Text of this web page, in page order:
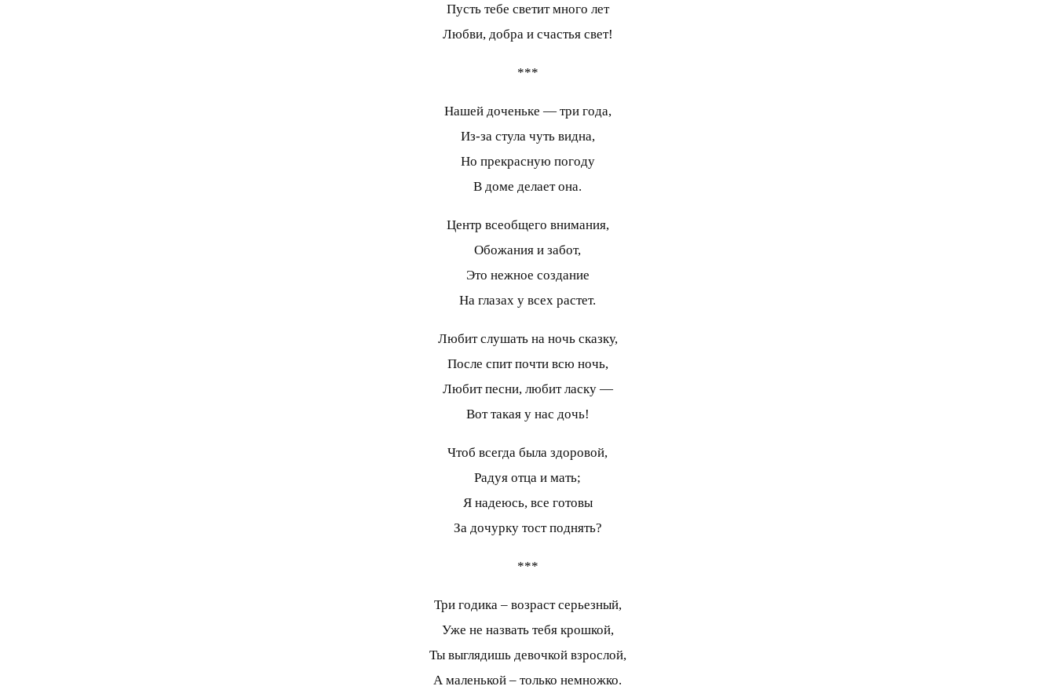
Пусть тебе светит много лет
Любви, добра и счастья свет!
***
Нашей доченьке — три года,
Из-за стула чуть видна,
Но прекрасную погоду
В доме делает она.
Центр всеобщего внимания,
Обожания и забот,
Это нежное создание
На глазах у всех растет.
Любит слушать на ночь сказку,
После спит почти всю ночь,
Любит песни, любит ласку —
Вот такая у нас дочь!
Чтоб всегда была здоровой,
Радуя отца и мать;
Я надеюсь, все готовы
За дочурку тост поднять?
***
Три годика – возраст серьезный,
Уже не назвать тебя крошкой,
Ты выглядишь девочкой взрослой,
А маленькой – только немножко.